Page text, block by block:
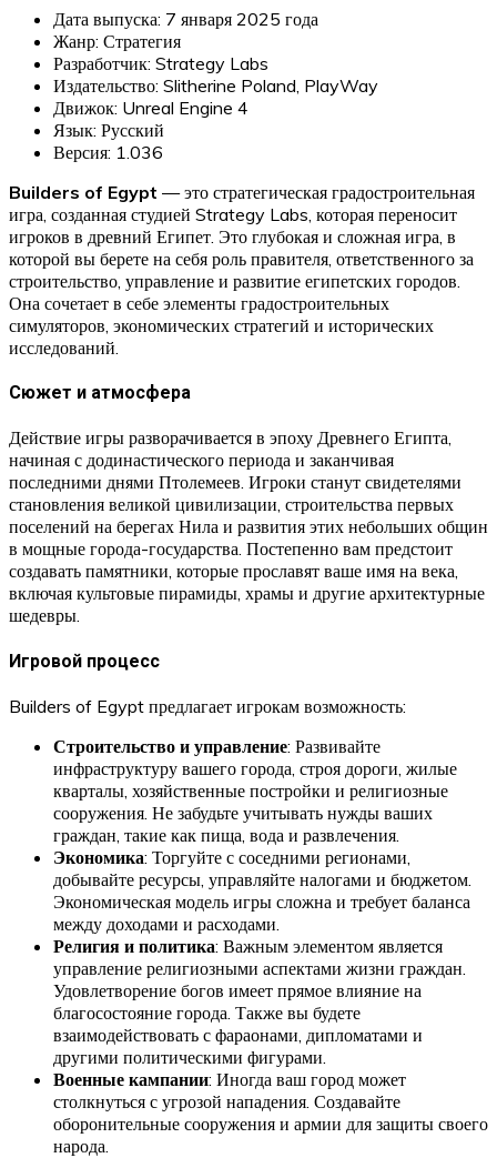
Дата выпуска: 7 января 2025 года
Жанр: Стратегия
Разработчик: Strategy Labs
Издательство: Slitherine Poland, PlayWay
Движок: Unreal Engine 4
Язык: Русский
Версия: 1.036
Builders of Egypt — это стратегическая градостроительная
игра, созданная студией Strategy Labs, которая переносит
игроков в древний Египет. Это глубокая и сложная игра, в
которой вы берете на себя роль правителя, ответственного за
строительство, управление и развитие египетских городов.
Она сочетает в себе элементы градостроительных
симуляторов, экономических стратегий и исторических
исследований.
Сюжет и атмосфера
Действие игры разворачивается в эпоху Древнего Египта,
начиная с додинастического периода и заканчивая
последними днями Птолемеев. Игроки станут свидетелями
становления великой цивилизации, строительства первых
поселений на берегах Нила и развития этих небольших общин
в мощные города-государства. Постепенно вам предстоит
создавать памятники, которые прославят ваше имя на века,
включая культовые пирамиды, храмы и другие архитектурные
шедевры.
Игровой процесс
Builders of Egypt предлагает игрокам возможность:
Строительство и управление: Развивайте
инфраструктуру вашего города, строя дороги, жилые
кварталы, хозяйственные постройки и религиозные
сооружения. Не забудьте учитывать нужды ваших
граждан, такие как пища, вода и развлечения.
Экономика: Торгуйте с соседними регионами,
добывайте ресурсы, управляйте налогами и бюджетом.
Экономическая модель игры сложна и требует баланса
между доходами и расходами.
Религия и политика: Важным элементом является
управление религиозными аспектами жизни граждан.
Удовлетворение богов имеет прямое влияние на
благосостояние города. Также вы будете
взаимодействовать с фараонами, дипломатами и
другими политическими фигурами.
Военные кампании: Иногда ваш город может
столкнуться с угрозой нападения. Создавайте
оборонительные сооружения и армии для защиты своего
народа.